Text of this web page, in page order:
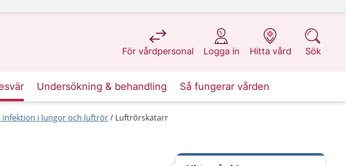
För vårdpersonal
på 1177.se
Logga in
på 1177.se
Hitta vård
på 1177.se
Sök
på 1177.se
Undersökning & behandling Så fungerar vården
infektion i lungor och luftrör Luftrörskatarr